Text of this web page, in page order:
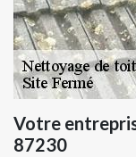
Votre
87230